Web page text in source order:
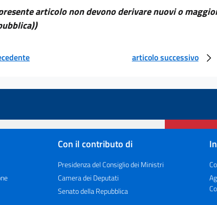
articolo non devono derivare nuovi o
articolo successivo
Con il contributo di
Presidenza del Consiglio dei Ministri
Camera dei Deputati
Senato della Repubblica